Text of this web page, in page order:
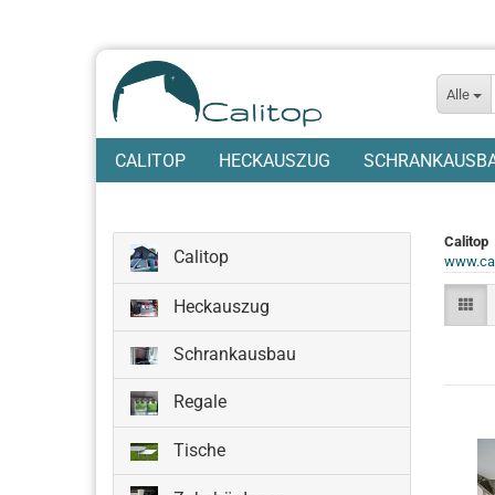
Alle
CALITOP HECKAUSZUG
Calitop
Calitop
Heckauszug
Schrankausbau
Regale
Tische